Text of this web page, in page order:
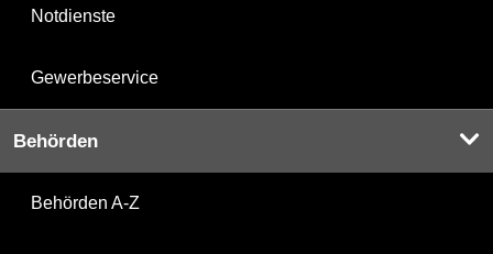
Notdienste
Gewerbeservice
Behörden
Behörden A-Z